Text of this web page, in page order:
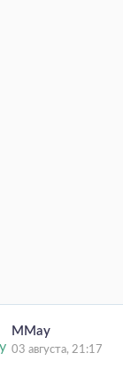
MMay
03 августа, 21:17